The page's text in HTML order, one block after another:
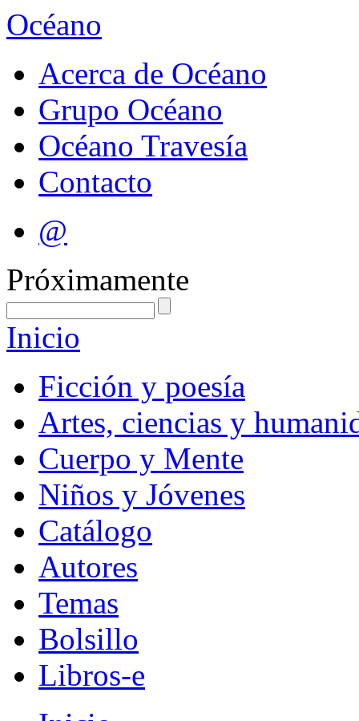
Océano
Acerca de Océano
Grupo Océano
Océano Travesía
Contacto
@
Próximamente
Inicio
Ficción y poesía
Artes, ciencias y
Cuerpo y Mente
Niños y Jóvenes
Catálogo
Autores
Temas
Bolsillo
Libros-e